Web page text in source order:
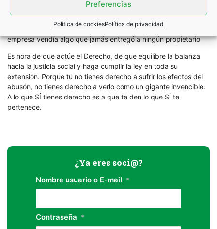
Preferencias
Política de cookiesPolítica de privacidad
sencillo, yo tengo algo que me pertenece, por tanto, soy
propietario. En el caso señalado se cumple esto, solo que la
empresa vendía algo que jamás entregó a ningún propietario.
Es hora de que actúe el Derecho, de que equilibre la balanza
hacia la justicia social y haga cumplir la ley en toda su
extensión. Porque tú no tienes derecho a sufrir los efectos del
abusón, no tienes derecho a verlo como un gigante invencible.
A lo que SÍ tienes derecho es a que te den lo que SÍ te
pertenece.
¿Ya eres soci@?
Nombre usuario o E-mail *
Contraseña *